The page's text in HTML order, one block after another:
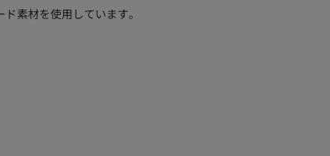
素材を使用しています。